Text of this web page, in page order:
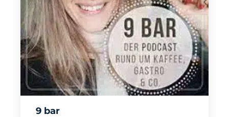
9 bar